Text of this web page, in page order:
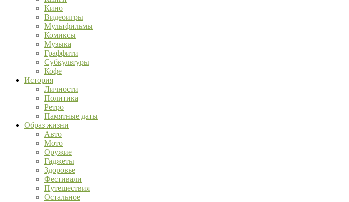
Кино
Видеоигры
Мультфильмы
Комиксы
Музыка
Граффити
Субкультуры
Кофе
История
Личности
Политика
Ретро
Памятные даты
Образ жизни
Авто
Мото
Оружие
Гаджеты
Здоровье
Фестивали
Путешествия
Остальное